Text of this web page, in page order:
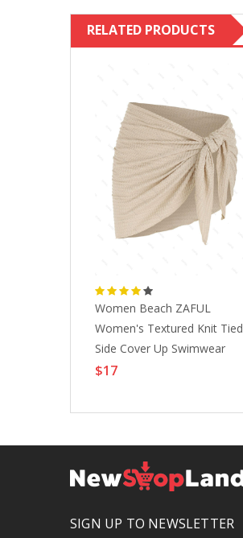
RELATED PRODUCTS
Women Beach ZAFUL
Women's Textured Knit Tied
Side Cover Up Swimwear
Beach Sarong Light Coffee
$17
SIGN UP TO NEWSLETTER